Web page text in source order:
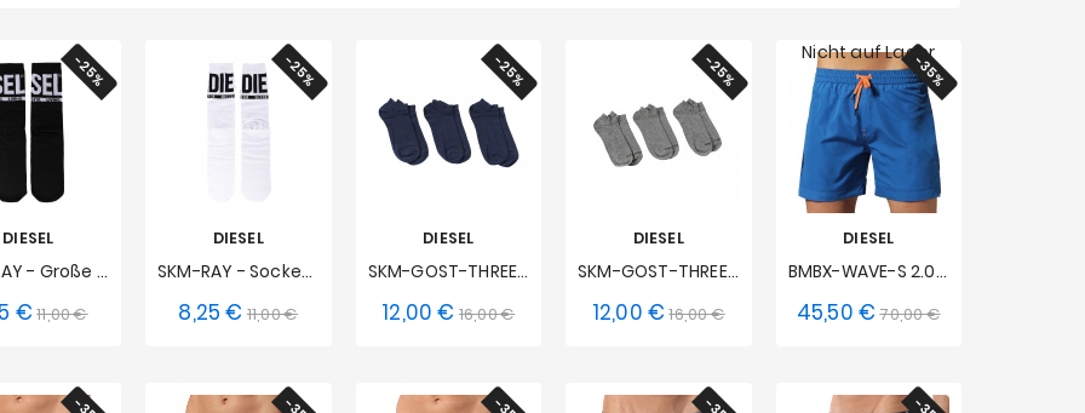
-25%
DIESEL
SKM-RAY - Große Logo-Socken - Schwarz
€ Verkaufspreis
11,00 €Preis
S
-25%
DIESEL
SKM-RAY - Socken Großes Logo - Weiß
8,25 € Verkaufspreis
11,00 €Preis
S
-25%
DIESEL
SKM-GOST-THREEPACK - Knöchelsocken (Satz 3) - Navy
12,00 € Verkaufspreis
16,00 €Preis
S
-25%
DIESEL
SKM-GOST-THREEPACK - Knöchelsocken (3-Pack) - Grau
12,00 € Verkaufspreis
16,00 €Preis
S
-35%
DIESEL
BMBX-WAVE-S 2.017 - Zauberdruck Mittellange Badehosen
45,50 € Verkaufspreis
70,00 €Preis
Nicht auf Lager